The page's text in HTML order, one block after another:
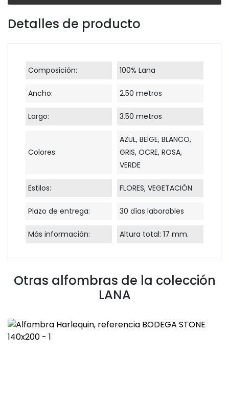
Detalles de producto
Composición: 100% Lana
Ancho: 2.50 metros
Largo: 3.50 metros
Colores:
AZUL, BEIGE, BLANCO,
GRIS, OCRE, ROSA,
VERDE
Estilos: FLORES, VEGETACIÓN
Plazo de entrega: 30 días laborables
Más información: Altura total: 17 mm.
Otras alfombras de la colección
LANA